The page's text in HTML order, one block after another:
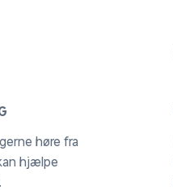
høre fra
hjælpe
.